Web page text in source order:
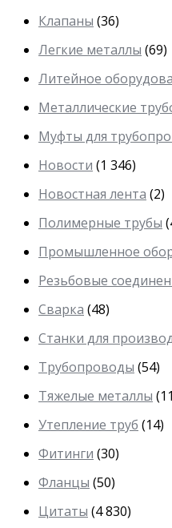
Клапаны (36)
Легкие металлы (69)
Литейное
Металлические
Муфты для
Новости (1 346)
Новостная лента (2)
Полимерные трубы
Промышленное
Резьбовые
Сварка (48)
Станки для
Трубопроводы (54)
Тяжелые металлы
Утепление труб (14)
Фитинги (30)
Фланцы (50)
Цитаты (4 830)